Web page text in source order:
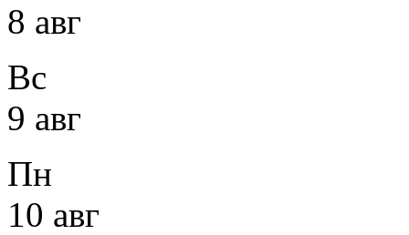
8 авг
Вс
9 авг
Пн
10 авг